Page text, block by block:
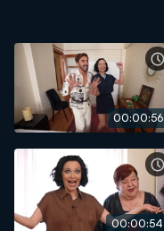
00:00:56
00:00:54